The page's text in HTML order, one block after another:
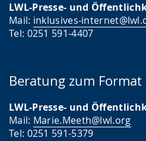
LWL-Presse- und
Mail: inklusives-
Tel: 0251 591-4407
Beratung zum
LWL-Presse- und
Mail: Marie.Meeth@lwl.org
Tel: 0251 591-5379